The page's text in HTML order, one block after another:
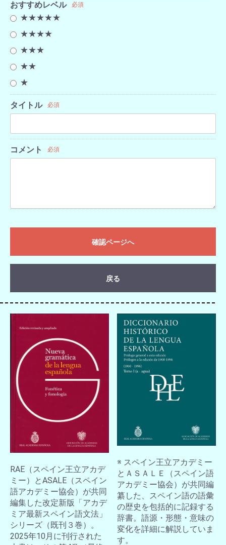
おすすめレベル 必須
★★★★★
★★★★
★★★
★★
★
タイトル 必須
コメント 必須
確認ページへ
戻る
RAE（スペイン王立アカデ
ミー）とASALE（スペイン
語アカデミー協会）が共同
編集した改定新版「アカデ
ミア最新スペイン語文法」
シリーズ（既刊３巻）。
2025年10月に刊行された
※ スペイン王立アカデミー
とＡＳＡＬＥ（スペイン語
アカデミー協会）が共同編
纂した、スペイン語の語彙
の歴史を包括的に記録する
辞書。語源・形態・意味の
変化を詳細に解説していま
す。